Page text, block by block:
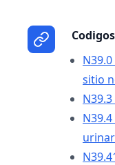
sitio